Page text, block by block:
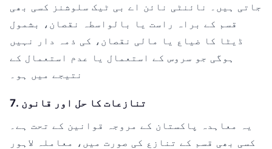
جاتی ہیں۔ نائنٹی نائن اے بی ٹیک سلوشنز کسی بھی
قسم کے براہ راست یا بالواسطہ نقصان، بشمول
ڈیٹا کا ضیاع یا مالی نقصان، کی ذمہ دار نہیں
ہوگی جو سروس کے استعمال یا عدم استعمال کے
نتیجے میں ہو۔
7. تنازعات کا حل اور قانون
یہ معاہدہ پاکستان کے مروجہ قوانین کے تحت ہے۔
کسی بھی قسم کے تنازع کی صورت میں، معاملہ لاہور